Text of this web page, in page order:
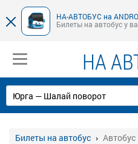
НА-АВТОБУС на
Билеты на автобус у
НА
Билеты на автобус